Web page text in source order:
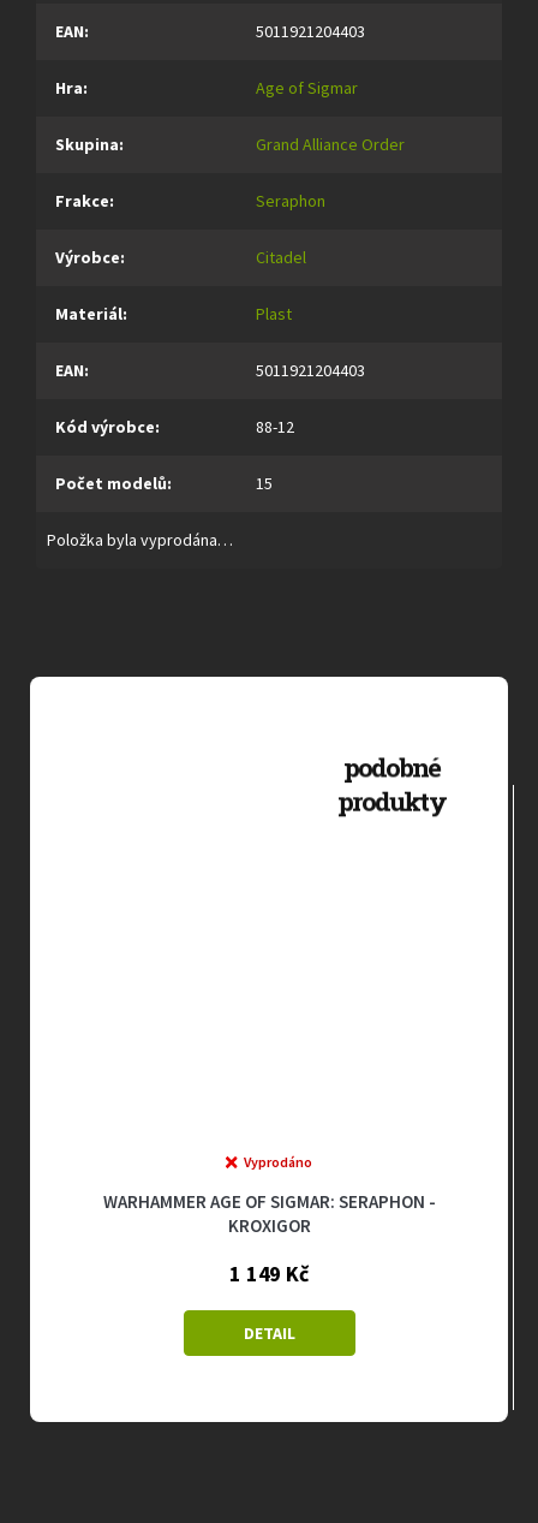
EAN: 5011921204403
Hra: Age of Sigmar
Skupina: Grand Alliance Order
Frakce: Seraphon
Výrobce: Citadel
Materiál: Plast
EAN: 5011921204403
Kód výrobce: 88-12
Počet modelů: 15
Položka byla vyprodána…
WARHAMMER AGE OF SIGMAR: SERAPHON -
KROXIGOR
Vyprodáno
1 149 Kč
DETAIL